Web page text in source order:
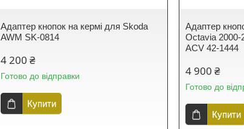
Адаптер кнопок на кермі для Skoda
AWM SK-0814
4 200 ₴
Готово до відправки
Купити
Адаптер
Octavia 2000-
ACV 42-1444
4 900 ₴
Готово до
Купити